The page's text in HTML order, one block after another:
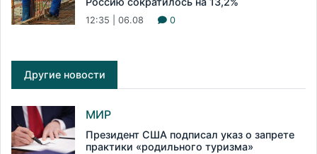
12:35 | 06.08 0
Другие новости
МИР
Президент США подписал указ о запрете
практики «родильного туризма»